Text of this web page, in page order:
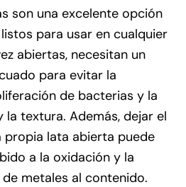
son una excelente opción
para usar en cualquier
abiertas, necesitan un
para evitar la
de bacterias y la
textura. Además, dejar el
lata abierta puede
a la oxidación y la
metales al contenido.